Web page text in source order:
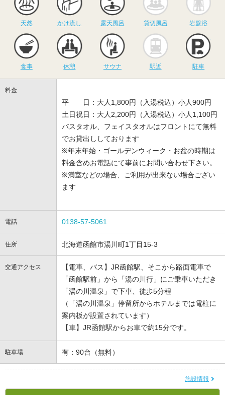
天然 かけ流し 露天風呂 貸切風呂 岩盤浴
食事 休憩
サウナ
サウナ
駅近
駅近 駐車
料金
平 日：大人1,800円（入湯税込）小人900円
土日祝日：大人2,200円（入湯税込）小人1,100円
バスタオル、フェイスタオルはフロントにて無料
でお貸出ししております
※年末年始・ゴールデンウィーク・お盆の時期は
料金含めお電話にて事前にお問い合わせ下さい。
※満室などの場合、ご利用が出来ない場合ござい
ます
電話 0138-57-5061
住所 北海道函館市湯川町1丁目15-3
交通アクセス
【電車、バス】JR函館駅、そこから路面電車で
「函館駅前」から「湯の川行」にご乗車いただき
「湯の川温泉」で下車、徒歩5分程
（「湯の川温泉」停留所からホテルまでは電柱に
案内板が設置されています）
【車】JR函館駅からお車で約15分です。
駐車場 有：90台（無料）
施設情報